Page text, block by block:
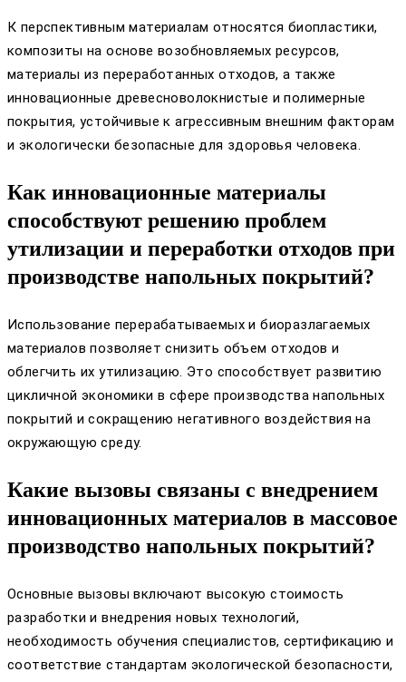
К перспективным материалам относятся биопластики,
композиты на основе возобновляемых ресурсов,
материалы из переработанных отходов, а также
инновационные древесноволокнистые и полимерные
покрытия, устойчивые к агрессивным внешним факторам
и экологически безопасные для здоровья человека.
Как инновационные материалы
способствуют решению проблем
утилизации и переработки отходов при
производстве напольных покрытий?
Использование перерабатываемых и биоразлагаемых
материалов позволяет снизить объем отходов и
облегчить их утилизацию. Это способствует развитию
цикличной экономики в сфере производства напольных
покрытий и сокращению негативного воздействия на
окружающую среду.
Какие вызовы связаны с внедрением
инновационных материалов в массовое
производство напольных покрытий?
Основные вызовы включают высокую стоимость
разработки и внедрения новых технологий,
необходимость обучения специалистов, сертификацию и
соответствие стандартам экологической безопасности,